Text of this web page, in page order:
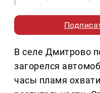
В селе Дмитрово
загорелся
часы пламя